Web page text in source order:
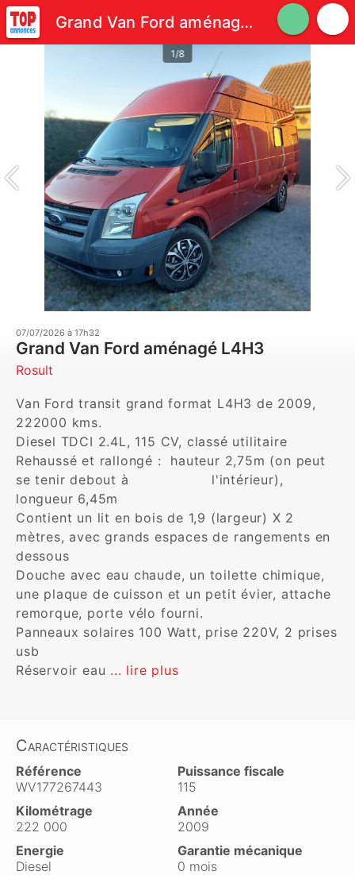
Grand Van Ford aménagé L4H3
1/8
07/07/2026 à 17h32
Grand Van Ford aménagé L4H3
Rosult
Van Ford transit grand format L4H3 de 2009,
222000 kms.
Diesel TDCI 2.4L, 115 CV, classé utilitaire
Rehaussé et rallongé :  hauteur 2,75m (on peut
se tenir debout à                  l'intérieur),
longueur 6,45m
Contient un lit en bois de 1,9 (largeur) X 2
mètres, avec grands espaces de rangements en
dessous
Douche avec eau chaude, un toilette chimique,
une plaque de cuisson et un petit évier, attache
remorque, porte vélo fourni.
Panneaux solaires 100 Watt, prise 220V, 2 prises
usb
Réservoir eau ... lire plus
Caractéristiques
Référence
WV177267443
Puissance fiscale
115
Kilométrage
222 000
Année
2009
Energie
Diesel
Garantie mécanique
0 mois